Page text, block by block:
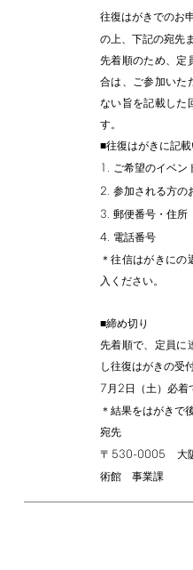
往復はがきでのお
の上、下記の宛先
先着順のため、定
合は、ご参加いた
ない旨を記載した
す。
■往復はがきに記載
1. ご希望のイベン
2. 参加される方の
3. 郵便番号・住所
4. 電話番号
＊往信はがきにの
入ください。
■締め切り
先着順で、定員に
し往復はがきの受
7月 2 日（土）必着
＊結果をはがきで
宛先
〒 530-0005 大
術館 事業課